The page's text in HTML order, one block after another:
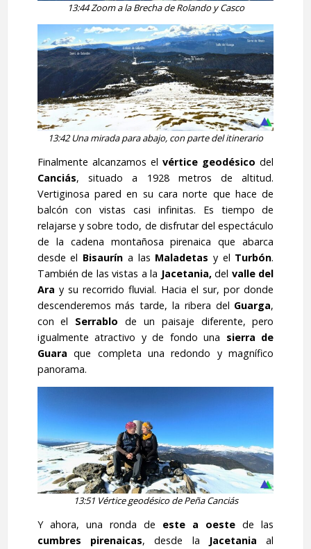
13:44 Zoom a la Brecha de Rolando y Casco
13:42 Una mirada para abajo, con parte del itinerario
Finalmente alcanzamos elvértice geodésico del
Canciás, situado a 1928 metros de altitud.
Vertiginosa pared en su cara norte que hace de
balcón con vistas casi infinitas. Es tiempo de
relajarse y sobre todo, de disfrutar del espectáculo
de la cadena montañosa pirenaica que abarca
desde el Bisaurín a las Maladetas y el Turbón.
También de las vistas a la Jacetania,del valle del
Ara y su recorrido fluvial. Hacia el sur, por donde
descenderemos más tarde, la ribera del Guarga,
con el Serrablo de un paisaje diferente, pero
igualmente atractivo y de fondo una sierra de
Guara que completa una redondo y magnífico
panorama.
13:51 Vértice geodésico de Peña Canciás
Y ahora, una ronda de este a oeste de las
cumbres pirenaicas, desde la Jacetania al